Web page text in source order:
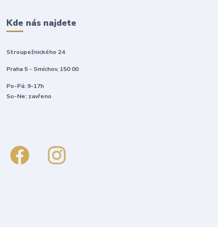
Kde nás najdete
Stroupežnického 24
Praha 5 - Smíchov, 150 00
Po-Pá: 9-17h
So-Ne: zavřeno